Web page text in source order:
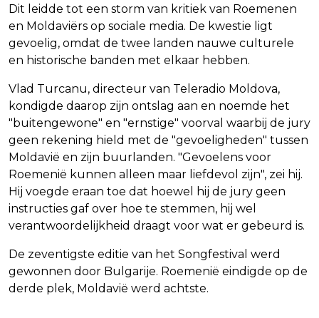
Dit leidde tot een storm van kritiek van Roemenen
en Moldaviërs op sociale media. De kwestie ligt
gevoelig, omdat de twee landen nauwe culturele
en historische banden met elkaar hebben.
Vlad Turcanu, directeur van Teleradio Moldova,
kondigde daarop zijn ontslag aan en noemde het
"buitengewone" en "ernstige" voorval waarbij de jury
geen rekening hield met de "gevoeligheden" tussen
Moldavië en zijn buurlanden. "Gevoelens voor
Roemenië kunnen alleen maar liefdevol zijn", zei hij.
Hij voegde eraan toe dat hoewel hij de jury geen
instructies gaf over hoe te stemmen, hij wel
verantwoordelijkheid draagt voor wat er gebeurd is.
De zeventigste editie van het Songfestival werd
gewonnen door Bulgarije. Roemenië eindigde op de
derde plek, Moldavië werd achtste.